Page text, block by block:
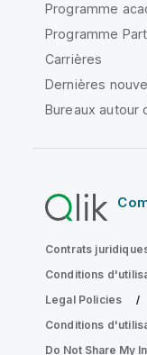
Programme
Programme
Carrières
Dernières
Bureaux autour
Contrats
Conditions
Legal Policies
Conditions
Do Not Share My